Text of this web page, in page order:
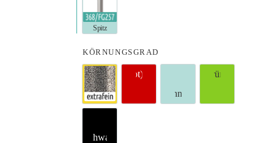
KÖRNUNGSGRAD
superfein (Gelb)fein (Rot)standard (Ohne)
supergrob (Schwarz)